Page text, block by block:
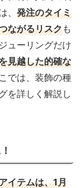
、 発注のタイミ
ながるリスクも
ューリングだけ
見越した的確な
では、装飾の種
を詳しく解説し
イテムは、1月